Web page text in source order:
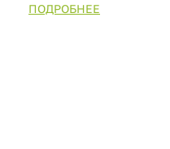
ПОДРОБНЕЕ